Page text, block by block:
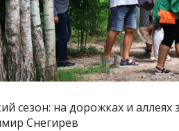
сезон: на дорожках и аллеях
Снегирев